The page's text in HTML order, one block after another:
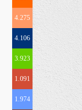
4.275
4.106
3.923
1.091
1.974